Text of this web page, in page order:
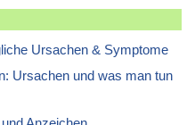
Ursachen & Symptome
Ursachen und was man tun